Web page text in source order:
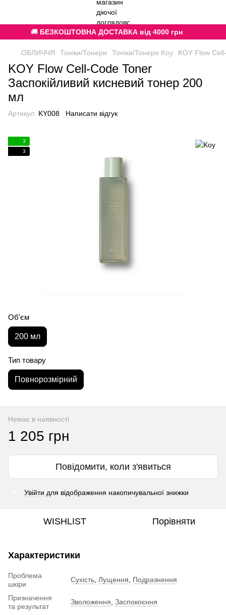
🚚 БЕЗКОШТОВНА ДОСТАВКА від 4000 грн
ОБЛИЧЧЯ Тоніки/Тонери Тоніки/Тонери Koy KOY Flow
KOY Flow Cell-Code Toner
Заспокійливий кисневий тонер 200
мл
Артикул: KY008 Написати відгук
3
3
Об'єм
200 мл
Тип товару
Повнорозмірний
Немає в наявності
1 205 грн
Повідомити, коли з'явиться
Увійти для відображення накопичувальної знижки
WISHLIST Порівняти
Характеристики
Проблема
шкіри
Сухість Лущення Подразнення
Призначення
та результат
Зволоження Заспокоєння